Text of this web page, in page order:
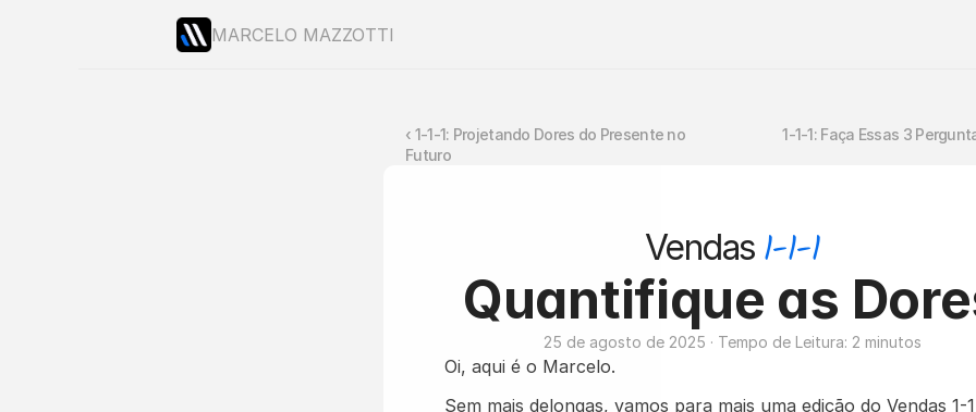
MARCELO MAZZOTTI
‹ 1-1-1: Projetando Dores do Presente no
Futuro
1-1-1: Faça Essas 3
Vendas 1-1-1
Quantifique as
25 de agosto de 2025 · Tempo de Leitura: 2 minutos
Oi, aqui é o Marcelo.
Sem mais delongas, vamos para mais uma edição do Vendas 1-